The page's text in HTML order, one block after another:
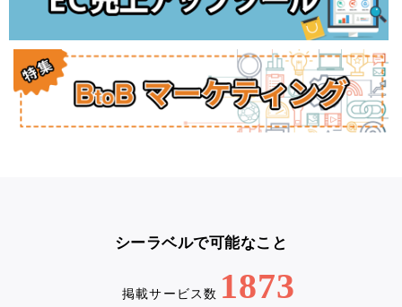
シーラベルで可能なこと
掲載サービス数 1873